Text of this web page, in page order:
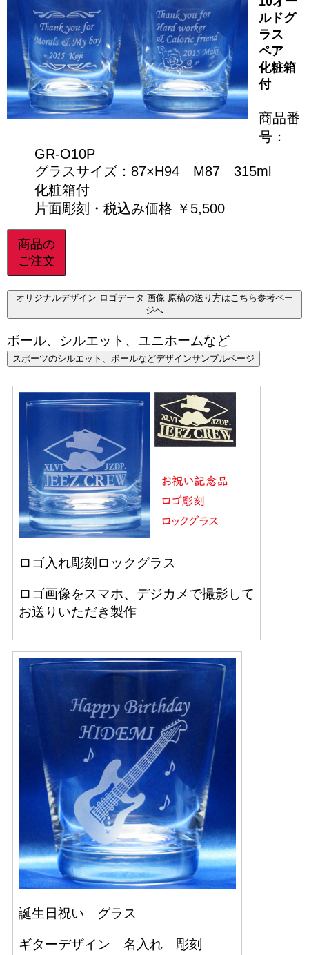
ルドグ
ラス
ペア
化粧箱
付
商品番
号：
GR-O10P
グラスサイズ：87×H94 M87 315ml
化粧箱付
片面彫刻・税込み価格 ￥5,500
商品の
ご注文
オリジナルデザイン ロゴデータ 画像 原稿の送り方はこちら参考ペー
ジへ
ボール、シルエット、ユニホームなど
スポーツのシルエット、ボールなどデザインサンプルページ
ロゴ入れ彫刻ロックグラス
ロゴ画像をスマホ、デジカメで撮影して
お送りいただき製作
誕生日祝い グラス
ギターデザイン 名入れ 彫刻